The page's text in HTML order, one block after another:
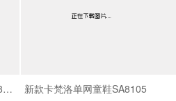
新款单网老爹鞋卡梵洛单网SA8117 新款卡梵洛单网童鞋SA8105